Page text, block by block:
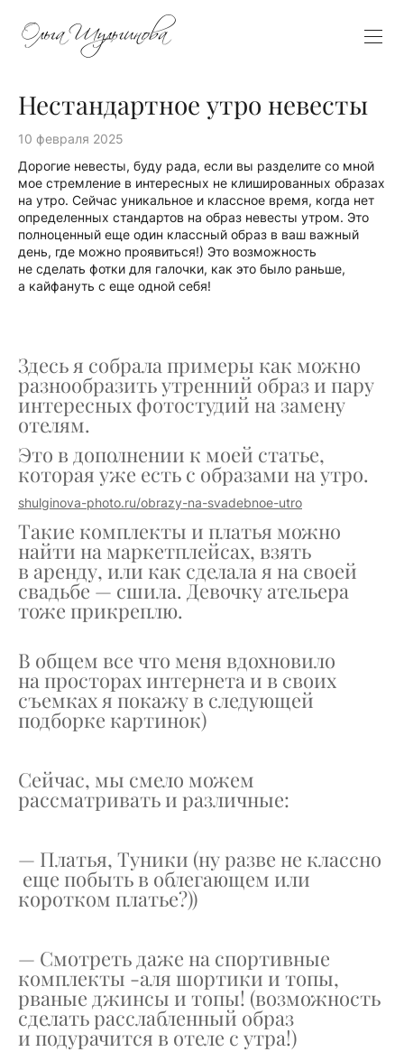
Нестандартное утро невесты
10 февраля 2025
Дорогие невесты, буду рада, если вы разделите со мной
мое стремление в интересных не клишированных образах
на утро. Сейчас уникальное и классное время, когда нет
определенных стандартов на образ невесты утром. Это
полноценный еще один классный образ в ваш важный
день, где можно проявиться!) Это возможность
не сделать фотки для галочки, как это было раньше,
а кайфануть с еще одной себя!
Здесь я собрала примеры как можно
разнообразить утренний образ и пару
интересных фотостудий на замену
отелям.
Это в дополнении к моей статье,
которая уже есть с образами на утро.
shulginova-photo.ru/obrazy-na-svadebnoe-utro
Такие комплекты и платья можно
найти на маркетплейсах, взять
в аренду, или как сделала я на своей
свадьбе — сшила. Девочку ательера
тоже прикреплю.
В общем все что меня вдохновило
на просторах интернета и в своих
съемках я покажу в следующей
подборке картинок)
Сейчас, мы смело можем
рассматривать и различные:
— Платья, Туники (ну разве не классно
еще побыть в облегающем или
коротком платье?))
— Смотреть даже на спортивные
комплекты -аля шортики и топы,
рваные джинсы и топы! (возможность
сделать расслабленный образ
и подурачится в отеле с утра!)